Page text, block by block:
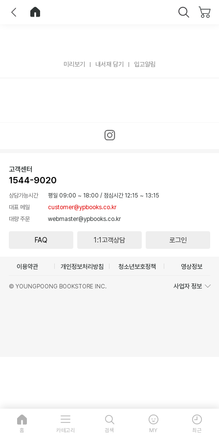
미리보기 내서재 담기 입고알림
고객센터
1544-9020
상담가능시간 평일 09:00 ~ 18:00 / 점심시간 12:15 ~ 13:15
대표 메일
customer@ypbooks.co.kr
대량 주문
webmaster@ypbooks.co.kr
FAQ 1:1고객상담 로그인
이용약관 개인정보처리방침 청소년보호정책 영상정보
© YOUNGPOONG BOOKSTORE INC. 사업자 정보
홈 카테고리 검색 MY 최근